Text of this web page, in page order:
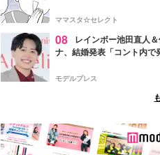
ママスタ☆セレクト
08
レインボー池田直人
ナ、結婚発表「コント内で
点変更のため
モデルプレス